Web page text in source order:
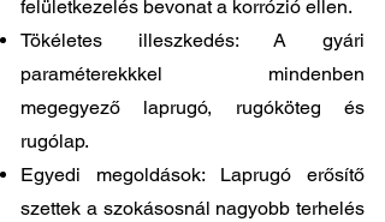
felületkezelés bevonat a korrózió ellen.
Tökéletes illeszkedés: A gyári
paraméterekkkel mindenben
megegyező laprugó, rugóköteg és
rugólap.
Egyedi megoldások: Laprugó erősítő
szettek a szokásosnál nagyobb terhelés